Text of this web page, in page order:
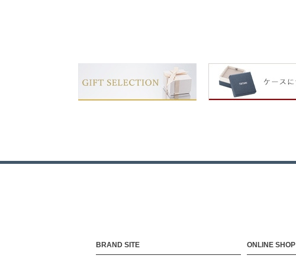
BRAND SITE ONLINE SHOP